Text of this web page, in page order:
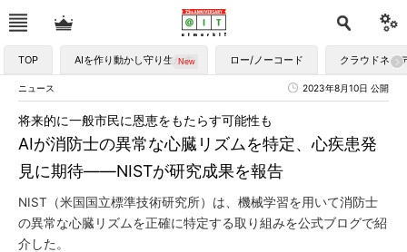
TOP AIを作り動かし守り生かす ロー/ノーコード クラウドネイ
ニュース 2023年8月10日 公開
AIが消防士の異常な心臓リズムを特定、心疾患発
見に期待――NISTが研究成果を報告
将来的に一般市民に恩恵をもたらす可能性も
NIST（米国国立標準技術研究所）は、機械学習を用いて消防士
の異常な心臓リズムを正確に特定する取り組みを公式ブログで紹
介した。